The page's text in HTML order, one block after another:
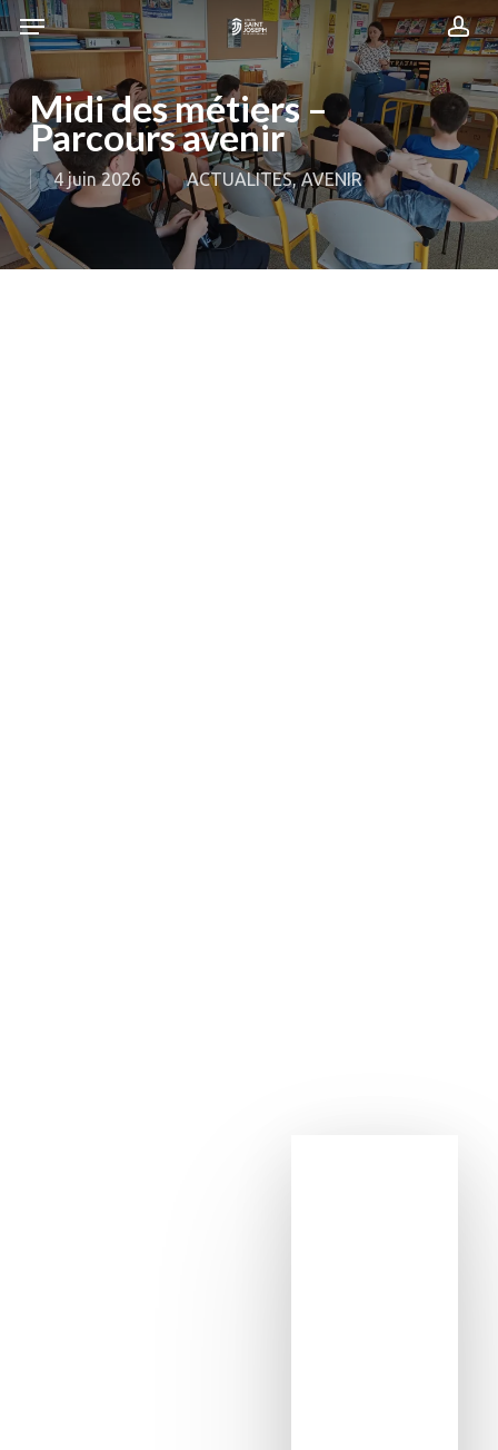
Skip
to
main
content
Menu
Midi des métiers –
Parcours avenir
4 juin 2026 ACTUALITES,AVENIR
Menu